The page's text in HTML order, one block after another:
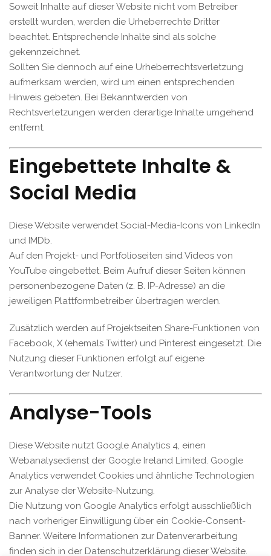
Soweit Inhalte auf dieser Website nicht vom Betreiber
erstellt wurden, werden die Urheberrechte Dritter
beachtet. Entsprechende Inhalte sind als solche
gekennzeichnet.
Sollten Sie dennoch auf eine Urheberrechtsverletzung
aufmerksam werden, wird um einen entsprechenden
Hinweis gebeten. Bei Bekanntwerden von
Rechtsverletzungen werden derartige Inhalte umgehend
entfernt.
Eingebettete Inhalte &
Social Media
Diese Website verwendet Social-Media-Icons von LinkedIn
und IMDb.
Auf den Projekt- und Portfolioseiten sind Videos von
YouTube eingebettet. Beim Aufruf dieser Seiten können
personenbezogene Daten (z. B. IP-Adresse) an die
jeweiligen Plattformbetreiber übertragen werden.
Zusätzlich werden auf Projektseiten Share-Funktionen von
Facebook, X (ehemals Twitter) und Pinterest eingesetzt. Die
Nutzung dieser Funktionen erfolgt auf eigene
Verantwortung der Nutzer.
Analyse-Tools
Diese Website nutzt Google Analytics 4, einen
Webanalysedienst der Google Ireland Limited. Google
Analytics verwendet Cookies und ähnliche Technologien
zur Analyse der Website-Nutzung.
Die Nutzung von Google Analytics erfolgt ausschließlich
nach vorheriger Einwilligung über ein Cookie-Consent-
Banner. Weitere Informationen zur Datenverarbeitung
finden sich in der Datenschutzerklärung dieser Website.